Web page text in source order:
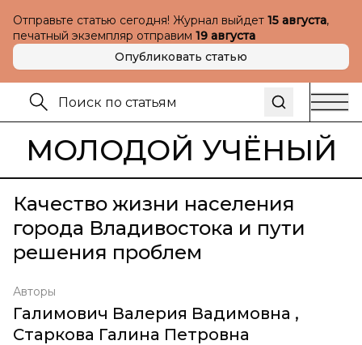
Отправьте статью сегодня! Журнал выйдет 15 августа,
печатный экземпляр отправим 19 августа
Опубликовать статью
МОЛОДОЙ УЧЁНЫЙ
Качество жизни населения
города Владивостока и пути
решения проблем
Авторы
Галимович Валерия Вадимовна ,
Старкова Галина Петровна